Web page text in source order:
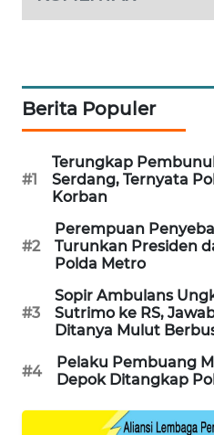
Berita Populer
#1
Terungkap
Serdang, Ternyata
Korban
#2
Perempuan
Turunkan Presiden
Polda Metro
#3
Sopir Ambulans
Sutrimo ke RS,
Ditanya Mulut
#4
Pelaku Pembuang
Depok Ditangkap
KONSUMEN
MASYARAKAT
KELISTRIKAN
WALINKI
ID
MAWAKA
ID
MARTABAT
NET
PLN
WATCH